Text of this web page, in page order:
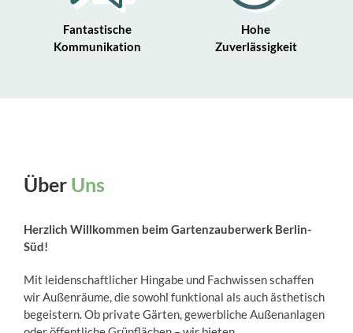
Fantastische
Kommunikation
Hohe
Zuverlässigkeit
Über Uns
Herzlich Willkommen beim Gartenzauberwerk Berlin-
Süd!
Mit leidenschaftlicher Hingabe und Fachwissen schaffen
wir Außenräume, die sowohl funktional als auch ästhetisch
begeistern. Ob private Gärten, gewerbliche Außenanlagen